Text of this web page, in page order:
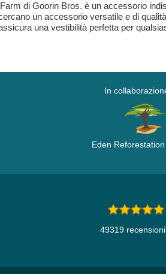
di Goorin Bros. è un accessorio
un accessorio versatile e di
una vestibilità perfetta per
In
Eden
49319